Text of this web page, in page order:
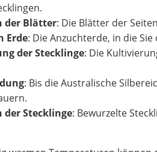
der Blätter: Die Blätter der
Erde: Die Anzuchterde, in die
der Stecklinge: Die
: Bis die Australische
der Stecklinge: Bewurzelte